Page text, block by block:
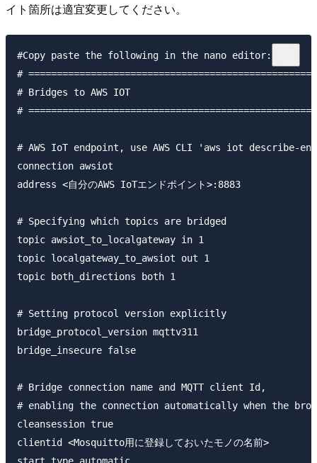
イト箇所は適宜変更してください。
#Copy paste the following in the nano editor:
#
# Bridges to AWS IOT
#
# AWS IoT endpoint, use AWS CLI 'aws iot describe-
connection awsiot
address <自分のAWS IoTエンドポイント>:8883
# Specifying which topics are bridged
topic awsiot_to_localgateway in 1
topic localgateway_to_awsiot out 1
topic both_directions both 1
# Setting protocol version explicitly
bridge_protocol_version mqttv311
bridge_insecure false
# Bridge connection name and MQTT client Id,
# enabling the connection automatically when the
cleansession true
clientid <Mosquitto用に登録しておいたモノの名前>